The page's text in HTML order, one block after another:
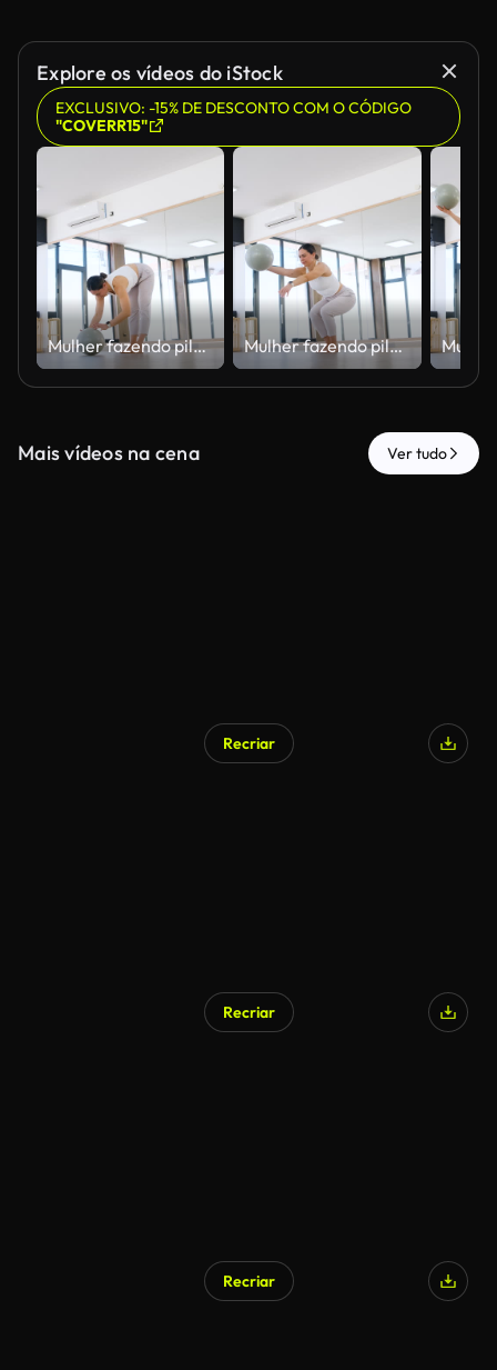
Explore os vídeos do iStock
EXCLUSIVO: -15% DE DESCONTO COM O CÓDIGO
"COVERR15"
Mulher fazendo pilates alongando com bola em um estúdio iluminado. Mulher fazendo pilates alongando com bola em um estúdio iluminado.
Mais vídeos na cena Ver tudo
Recriar
Recriar
Recriar